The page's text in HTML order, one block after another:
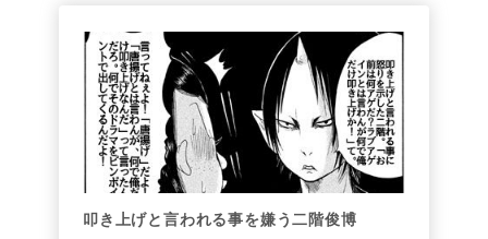
叩き上げと言われる事を嫌う二階俊博